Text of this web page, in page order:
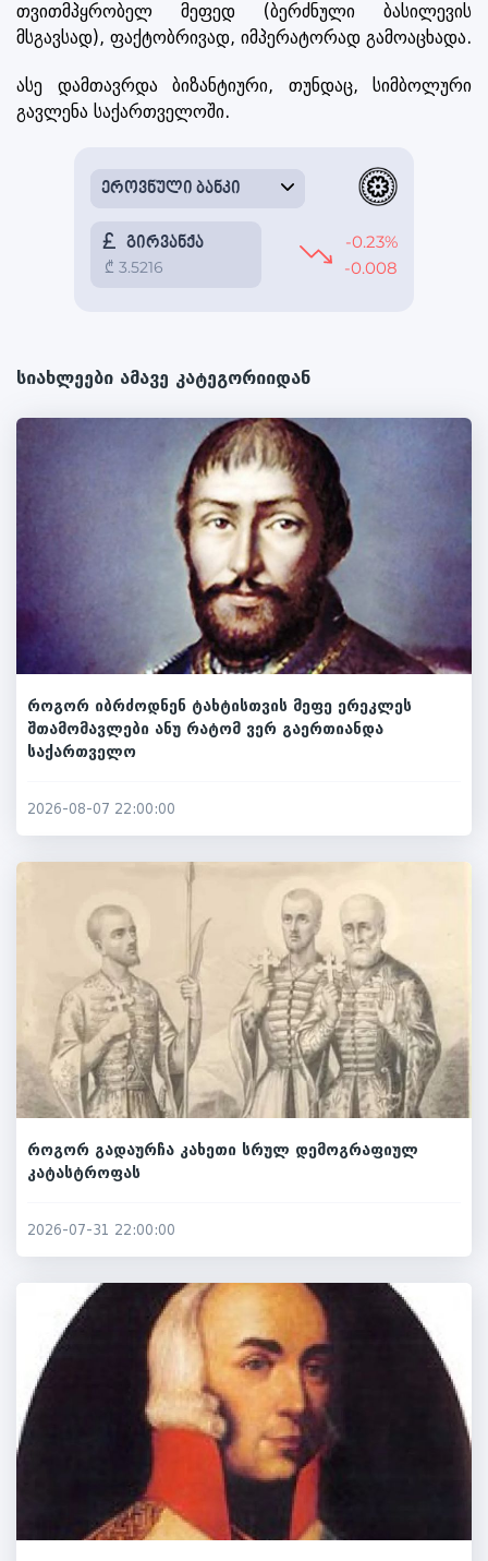
თვითმპყრობელ მეფედ (ბერძნული ბასილევის
მსგავსად), ფაქტობრივად, იმპერატორად გამოაცხადა.
ასე დამთავრდა ბიზანტიური, თუნდაც, სიმბოლური
გავლენა საქართველოში.
სიახლეები ამავე კატეგორიიდან
როგორ იბრძოდნენ ტახტისთვის მეფე ერეკლეს
შთამომავლები ანუ რატომ ვერ გაერთიანდა
საქართველო
2026-08-07 22:00:00
როგორ გადაურჩა კახეთი სრულ დემოგრაფიულ
კატასტროფას
2026-07-31 22:00:00